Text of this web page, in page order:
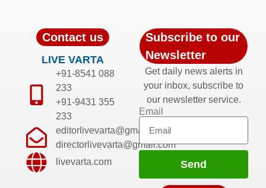
Contact us
LIVE VARTA
+91-8541 088
233
+91-9431 355
233
editorlivevarta@gmail.com
directorlivevarta@gmail.com
livevarta.com
Subscribe to our
Newsletter
Get daily news alerts in
your inbox, subscribe to
our newsletter service.
Email
Send